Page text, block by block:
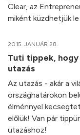
Clear, az
miként küzdhetjük
2015. JANUÁR 28.
Tuti tippek,
utazás
Az utazás - akár a
országhatárokon
élménnyel
előlük! Van pár
utazáshoz!